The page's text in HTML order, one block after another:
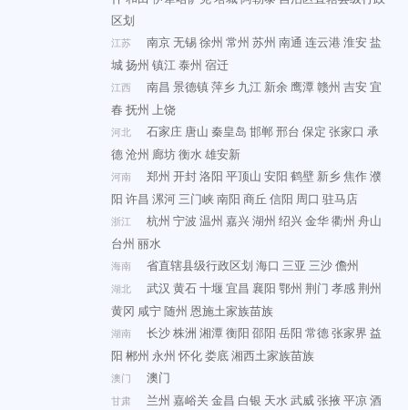
区划
江苏 南京无锡徐州 常州 苏州 南通 连云港淮安盐
城扬州 镇江泰州 宿迁
江西 南昌 景德镇萍乡 九江 新余鹰潭赣州 吉安宜
春 抚州 上饶
河北 石家庄 唐山 秦皇岛 邯郸邢台 保定 张家口 承
德沧州 廊坊衡水雄安新
河南 郑州 开封洛阳 平顶山 安阳 鹤壁 新乡焦作濮
阳 许昌 漯河三门峡南阳 商丘 信阳 周口 驻马店
浙江 杭州 宁波 温州 嘉兴湖州 绍兴金华衢州 舟山
台州 丽水
海南 省直辖县级行政区划 海口 三亚 三沙儋州
湖北 武汉 黄石十堰 宜昌 襄阳 鄂州 荆门 孝感荆州
黄冈 咸宁随州 恩施土家族苗族
湖南 长沙株洲 湘潭衡阳 邵阳 岳阳 常德张家界 益
阳 郴州 永州 怀化娄底湘西土家族苗族
澳门 澳门
甘肃 兰州 嘉峪关 金昌 白银 天水武威张掖平凉酒